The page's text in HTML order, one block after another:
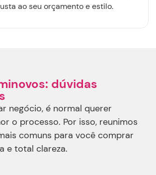
ao seu orçamento e estilo.
dúvidas
negócio, é normal querer
o processo. Por isso, reunimos
comuns para você comprar
e total clareza.